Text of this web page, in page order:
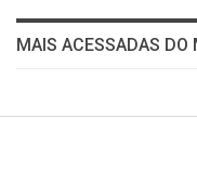
MAIS ACESSADAS DO